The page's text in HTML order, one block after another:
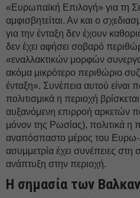
«Ευρωπαϊκή Επιλογή» για τη
αμφισβητείται. Αν και ο
για την ένταξη δεν έχουν
δεν έχει αφήσει σοβαρό
«εναλλακτικών μορφών
ακόμα μικρότερο περιθώριο
ένταξη». Συνέπεια αυτού είναι
πολιτισμικά η περιοχή
αυξανόμενη επιρροή αρκετών
μόνον της Ρωσίας), πολιτικά η
αναπόσπαστο μέρος του Ευρω-
ασυμμετρία έχει συνέπειες στη
ανάπτυξη στην περιοχή.
Η σημασία των